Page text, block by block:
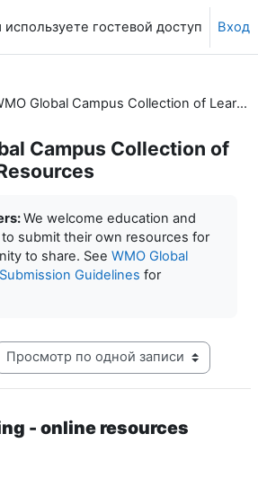
используете гостевой доступ Вход
WMO Global Campus Collection of Learning Resources
Campus Collection of
We welcome education and
submit their own resources for
to share. See WMO Global
Guidelines for
просмотра системы навигации
- online resources